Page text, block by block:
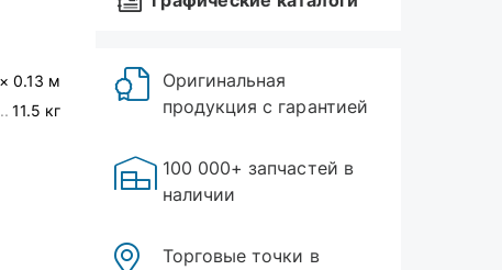
0.13 м
11.5 кг
Оригинальная
продукция с гарантией
100 000+ запчастей в
наличии
Торговые точки в